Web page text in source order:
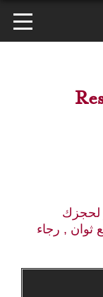
لحجزك
ثوان , رجاء